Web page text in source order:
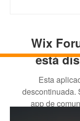
Wix
está
Esta
descontinuada.
app de